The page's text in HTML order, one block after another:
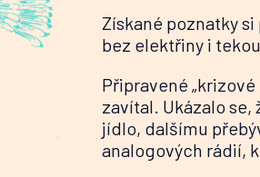
Získané poznatky
bez elektřiny i
Připravené
zavítal. Ukázalo
jídlo, dalšímu
analogových rádií,